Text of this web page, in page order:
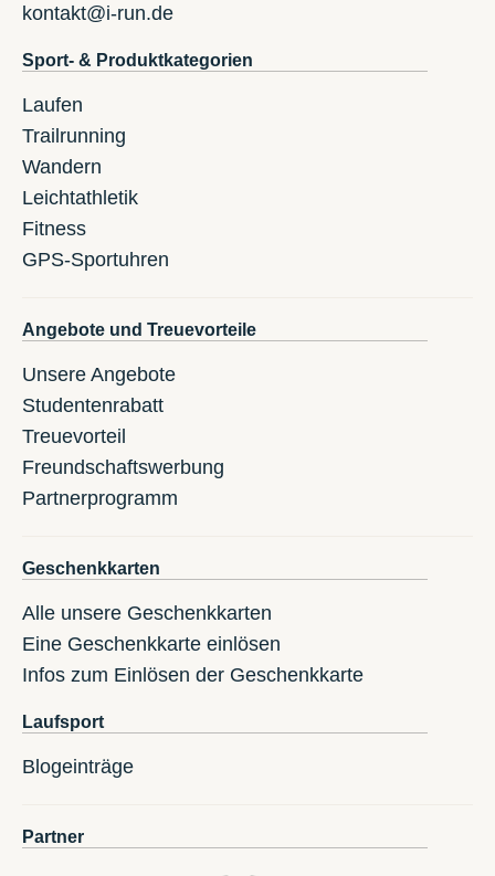
kontakt@i-run.de
Sport- & Produktkategorien
Laufen
Trailrunning
Wandern
Leichtathletik
Fitness
GPS-Sportuhren
Angebote und Treuevorteile
Unsere Angebote
Studentenrabatt
Treuevorteil
Freundschaftswerbung
Partnerprogramm
Geschenkkarten
Alle unsere Geschenkkarten
Eine Geschenkkarte einlösen
Infos zum Einlösen der Geschenkkarte
Laufsport
Blogeinträge
Partner